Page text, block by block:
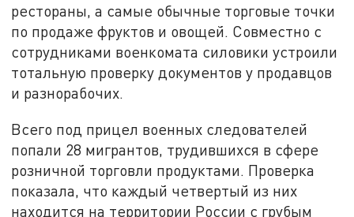
рестораны, а самые обычные торговые точки
по продаже фруктов и овощей. Совместно с
сотрудниками военкомата силовики устроили
тотальную проверку документов у продавцов
и разнорабочих.
Всего под прицел военных следователей
попали 28 мигрантов, трудившихся в сфере
розничной торговли продуктами. Проверка
показала, что каждый четвертый из них
находится на территории России с грубым